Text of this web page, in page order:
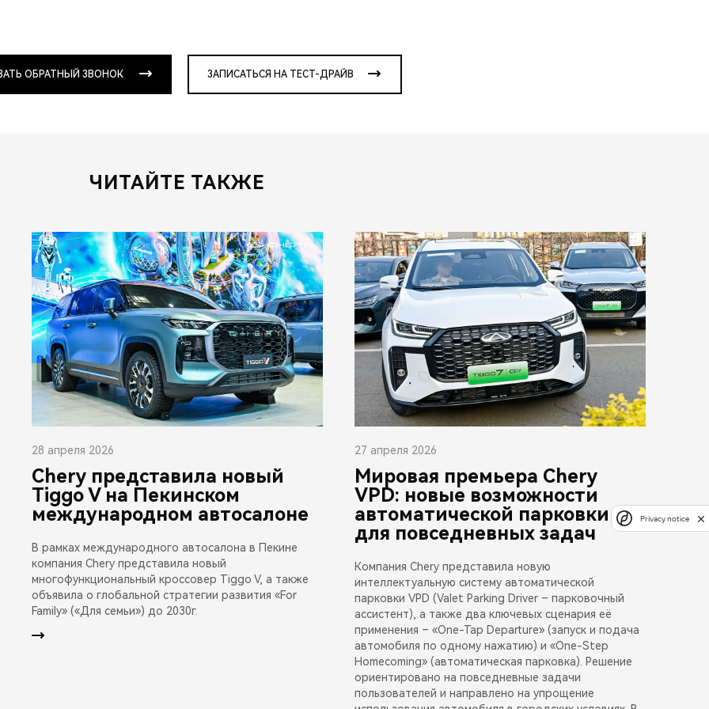
ОБРАТНЫЙ ЗВОНОК ЗАПИСАТЬСЯ НА ТЕСТ-ДРАЙВ
ЧИТАЙТЕ ТАКЖЕ
28 апреля 2026
Chery представила новый
Tiggo V на Пекинском
международном автосалоне
В рамках международного автосалона в Пекине
компания Chery представила новый
многофункциональный кроссовер Tiggo V, а также
объявила о глобальной стратегии развития «For
Family» («Для семьи») до 2030г.
27 апреля 2026
Мировая премьера Chery
VPD: новые возможности
автоматической парковки
для повседневных задач
Компания Chery представила новую
интеллектуальную систему автоматической
парковки VPD (Valet Parking Driver – парковочный
ассистент), а также два ключевых сценария её
применения – «One-Tap Departure» (запуск и подача
автомобиля по одному нажатию) и «One-Step
Homecoming» (автоматическая парковка). Решение
ориентировано на повседневные задачи
пользователей и направлено на упрощение
Privacy notice